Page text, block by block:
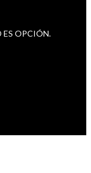
ES OPCIÓN.